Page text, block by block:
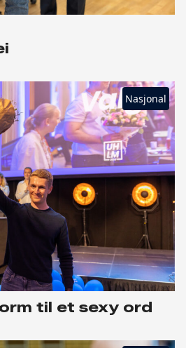
Nasjonal
til et sexy ord